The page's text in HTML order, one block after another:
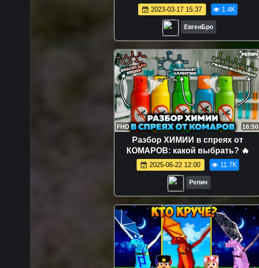
Майнкрафте Хоррор Карты
2023-03-17 15:37 1.4K
ЕвгенБро
FHD 16:50
Разбор ХИМИИ в спреях от
КОМАРОВ: какой выбрать? 🔥
2025-06-22 12:00 11.7K
Репич